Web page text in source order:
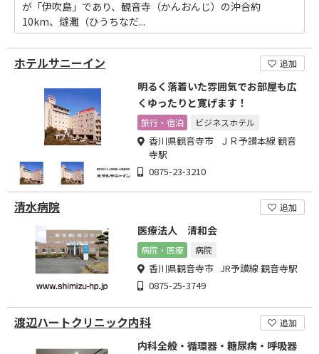
が「伊吹島」であり、観音寺（かんおんじ）の沖合約
10km、燧灘（ひうちなだ...
ホテルサニーイン 追加
明るく落着いた雰囲気でお部屋も広
くゆったりと寛げます！
旅行・宿泊 ビジネスホテル
香川県観音寺市 ＪＲ予讃本線 観音
寺駅
0875-23-3210
清水病院 追加
医療法人 清和会
病院・医療 病院
香川県観音寺市 JR予讃線 観音寺駅
0875-25-3749
渡辺ハートクリニック内科 追加
内科全般・循環器・糖尿病・呼吸器